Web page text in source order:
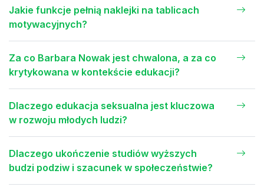
Jakie funkcje pełnią naklejki na tablicach
motywacyjnych?
Za co Barbara Nowak jest chwalona, a za co
krytykowana w kontekście edukacji?
Dlaczego edukacja seksualna jest kluczowa
w rozwoju młodych ludzi?
Dlaczego ukończenie studiów wyższych
budzi podziw i szacunek w społeczeństwie?